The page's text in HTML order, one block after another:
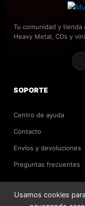
Tu comunidad y tienda
Heavy Metal, CDs y
SOPORTE
Centro de ayuda
Contacto
Envíos y devoluciones
Preguntas frecuentes
2026
Usamos cookies